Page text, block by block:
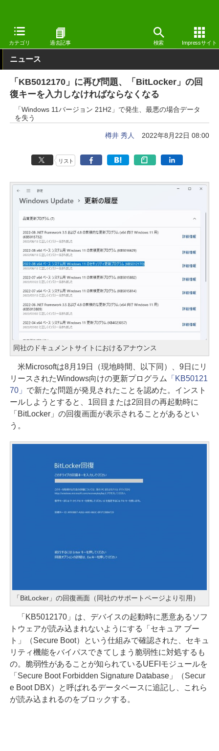
カテゴリ 過去記事 検索 Impressサイト
窓の杜 システム・ファイル Windows
ニュース
「KB5012170」に再び問題、「BitLocker」の回
復キーを入力しなければならなくなる
「Windows 11バージョン 21H2」で発生、最悪の場合データ
を失う
樽井 秀人 2022年8月22日 08:00
リスト
同社のドキュメントサイトにおけるアナウンス
米Microsoftは8月19日（現地時間、以下同）、9日にリ
リースされたWindows向けの更新プログラム 「KB50121
70」 で新たな問題が発見されたことを認めた。インスト
ールしようとすると、1回目または2回目の再起動時に
「BitLocker」の回復画面が表示されることがあるとい
う。
「BitLocker」の回復画面（同社のサポートページより引用）
「KB5012170」は、デバイスの起動時に悪意あるソフ
トウェアが読み込まれないようにする「セキュア ブー
ト」（Secure Boot）という仕組みで確認された、セキュ
リティ機能をバイパスできてしまう脆弱性に対処するも
の。脆弱性があることが知られているUEFIモジュールを
「Secure Boot Forbidden Signature Database」（Secur
e Boot DBX）と呼ばれるデータベースに追記し、これら
が読み込まれるのをブロックする。